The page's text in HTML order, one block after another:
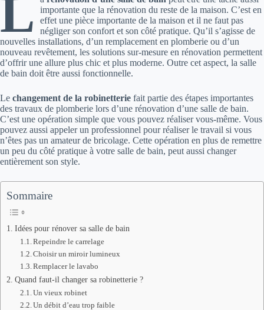
L
importante que la rénovation du reste de la maison. C’est en
effet une pièce importante de la maison et il ne faut pas
négliger son confort et son côté pratique. Qu’il s’agisse de
nouvelles installations, d’un remplacement en plomberie ou d’un
nouveau revêtement, les solutions sur-mesure en rénovation permettent
d’offrir une allure plus chic et plus moderne. Outre cet aspect, la salle
de bain doit être aussi fonctionnelle.
Le changement de la robinetterie fait partie des étapes importantes
des travaux de plomberie lors d’une rénovation d’une salle de bain.
C’est une opération simple que vous pouvez réaliser vous-même. Vous
pouvez aussi appeler un professionnel pour réaliser le travail si vous
n’êtes pas un amateur de bricolage. Cette opération en plus de remettre
un peu du côté pratique à votre salle de bain, peut aussi changer
entièrement son style.
Sommaire
Idées pour rénover sa salle de bain
Repeindre le carrelage
Choisir un miroir lumineux
Remplacer le lavabo
Quand faut-il changer sa robinetterie ?
Un vieux robinet
Un débit d’eau trop faible